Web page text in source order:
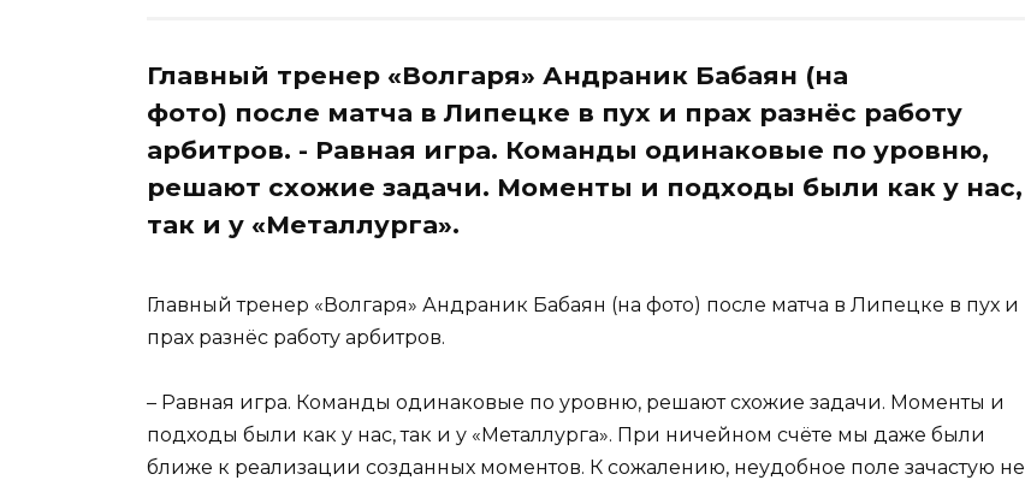
Главный тренер «Волгаря» Андраник Бабаян (на
фото) после матча в Липецке в пух и прах разнёс работу
арбитров. - Равная игра. Команды одинаковые по уровню,
решают схожие задачи. Моменты и подходы были как у нас,
так и у «Металлурга».
Главный тренер «Волгаря» Андраник Бабаян (на фото) после матча в Липецке в пух и
прах разнёс работу арбитров.
– Равная игра. Команды одинаковые по уровню, решают схожие задачи. Моменты и
подходы были как у нас, так и у «Металлурга». При ничейном счёте мы даже были
ближе к реализации созданных моментов. К сожалению, неудобное поле зачастую не